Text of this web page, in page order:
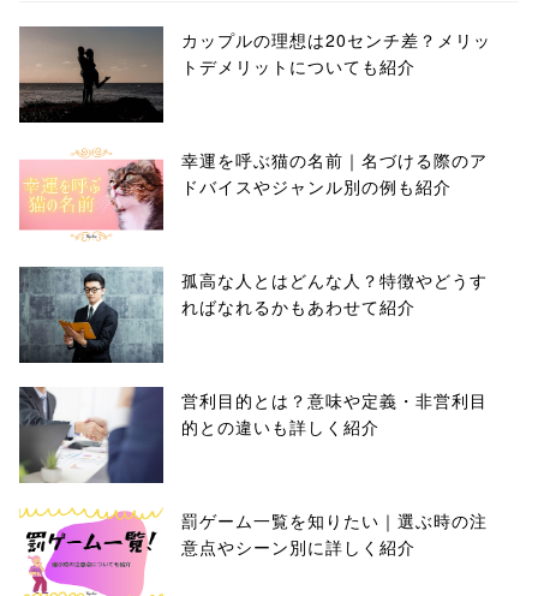
カップルの理想は20センチ差？メリッ
トデメリットについても紹介
幸運を呼ぶ猫の名前｜名づける際のア
ドバイスやジャンル別の例も紹介
孤高な人とはどんな人？特徴やどうす
ればなれるかもあわせて紹介
営利目的とは？意味や定義・非営利目
的との違いも詳しく紹介
罰ゲーム一覧を知りたい｜選ぶ時の注
意点やシーン別に詳しく紹介